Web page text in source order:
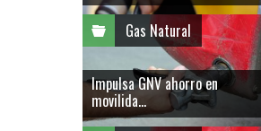
Gas Natural
Impulsa GNV ahorro en
movilida...